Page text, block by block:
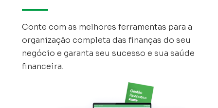
Conte com as melhores ferramentas para a
organização completa das finanças do seu
negócio e garanta seu sucesso e sua saúde
financeira.